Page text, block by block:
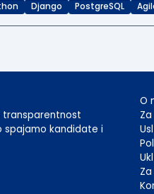
Django PostgreSQL
transparentnost
spajamo kandidate i
O